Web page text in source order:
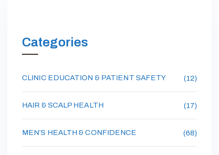
Categories
CLINIC EDUCATION & PATIENT SAFETY (12)
HAIR & SCALP HEALTH (17)
MEN’S HEALTH & CONFIDENCE (68)